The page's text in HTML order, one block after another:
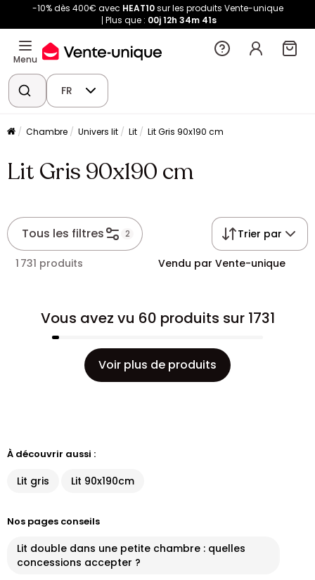
-10% dès 400€ avec HEAT10sur les produits Vente-unique
Plus que : 00j 12h 34m 40s
Menu
FR
Chambre Univers lit Lit Lit Gris 90x190 cm
Lit Gris 90x190 cm
Tous les filtres 2 Trier par
1 731 produits Vendu par Vente-unique
Vous avez vu 60 produits sur 1731
Voir plus de produits
À découvrir aussi :
Lit gris Lit 90x190cm
Nos pages conseils
Lit double dans une petite chambre : quelles
concessions accepter ?